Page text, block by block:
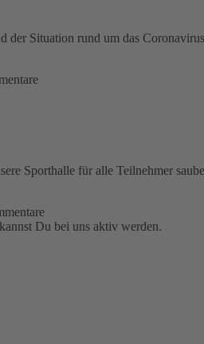
der Situation rund um das
Sporthalle für alle Teilnehmer
Du bei uns aktiv werden.